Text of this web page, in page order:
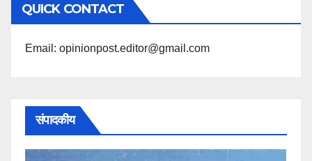
पढ़ें
QUICK CONTACT
Email: opinionpost.editor@gmail.com
संपादकीय